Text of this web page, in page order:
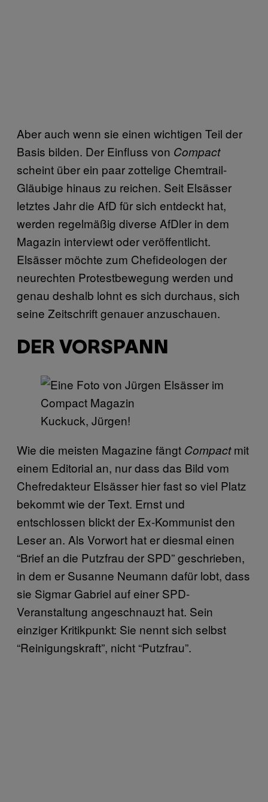
Aber auch wenn sie einen wichtigen Teil der
Basis bilden. Der Einfluss von Compact
scheint über ein paar zottelige Chemtrail-
Gläubige hinaus zu reichen. Seit Elsässer
letztes Jahr die AfD für sich entdeckt hat,
werden regelmäßig diverse AfDler in dem
Magazin interviewt oder veröffentlicht.
Elsässer möchte zum Chefideologen der
neurechten Protestbewegung werden und
genau deshalb lohnt es sich durchaus, sich
seine Zeitschrift genauer anzuschauen.
DER VORSPANN
Kuckuck, Jürgen!
Wie die meisten Magazine fängt Compactmit
einem Editorial an, nur dass das Bild vom
Chefredakteur Elsässer hier fast so viel Platz
bekommt wie der Text. Ernst und
entschlossen blickt der Ex-Kommunist den
Leser an. Als Vorwort hat er diesmal einen
“Brief an die Putzfrau der SPD” geschrieben,
in dem er Susanne Neumann dafür lobt, dass
sie Sigmar Gabriel auf einer SPD-
Veranstaltung angeschnauzt hat. Sein
einziger Kritikpunkt: Sie nennt sich selbst
“Reinigungskraft”, nicht “Putzfrau”.